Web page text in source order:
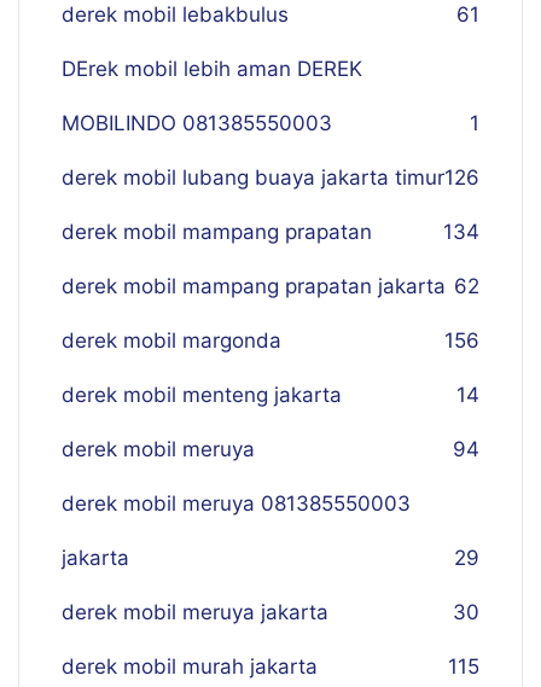
derek mobil lebakbulus 61
DErek mobil lebih aman DEREK
MOBILINDO 081385550003 1
derek mobil lubang buaya jakarta timur126
derek mobil mampang prapatan 134
derek mobil mampang prapatan jakarta 62
derek mobil margonda 156
derek mobil menteng jakarta 14
derek mobil meruya 94
derek mobil meruya 081385550003
jakarta 29
derek mobil meruya jakarta 30
derek mobil murah jakarta 115